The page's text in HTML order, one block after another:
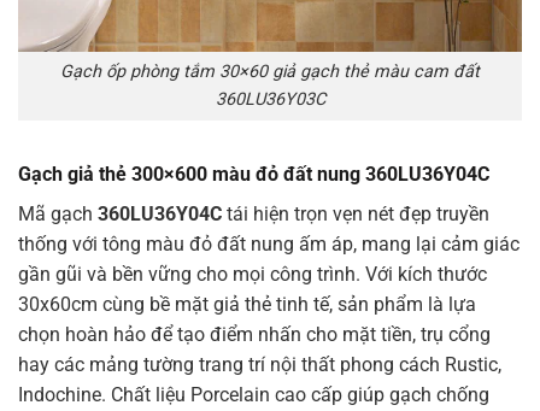
Gạch ốp phòng tắm 30×60 giả gạch thẻ màu cam đất
360LU36Y03C
Gạch giả thẻ 300×600 màu đỏ đất nung 360LU36Y04C
Mã gạch 360LU36Y04C tái hiện trọn vẹn nét đẹp truyền
thống với tông màu đỏ đất nung ấm áp, mang lại cảm giác
gần gũi và bền vững cho mọi công trình. Với kích thước
30x60cm cùng bề mặt giả thẻ tinh tế, sản phẩm là lựa
chọn hoàn hảo để tạo điểm nhấn cho mặt tiền, trụ cổng
hay các mảng tường trang trí nội thất phong cách Rustic,
Indochine. Chất liệu Porcelain cao cấp giúp gạch chống